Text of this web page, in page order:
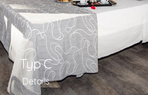
Typ C
Details